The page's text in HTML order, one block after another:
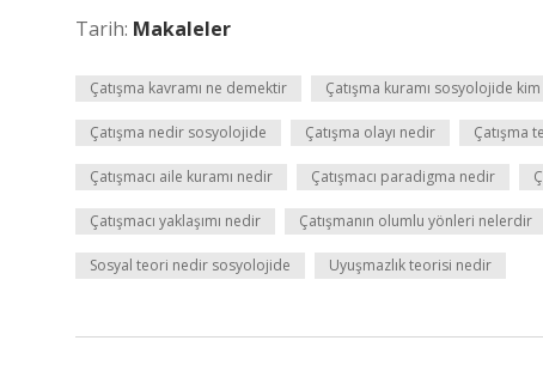
Tarih: Makaleler
Çatışma kavramı ne demektir Çatışma kuramı sosyolojide
Çatışma nedir sosyolojide Çatışma olayı nedir Çatışma
Çatışmacı aile kuramı nedir Çatışmacı paradigma nedir
Çatışmacı yaklaşımı nedir Çatışmanın olumlu yönleri nelerdir
Sosyal teori nedir sosyolojide Uyuşmazlık teorisi nedir